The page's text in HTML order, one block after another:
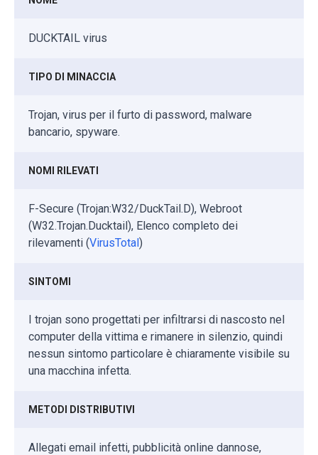
DUCKTAIL virus
TIPO DI MINACCIA
Trojan, virus per il furto di password, malware
bancario, spyware.
NOMI RILEVATI
F-Secure (Trojan:W32/DuckTail.D), Webroot
(W32.Trojan.Ducktail), Elenco completo dei
rilevamenti (VirusTotal)
SINTOMI
I trojan sono progettati per infiltrarsi di nascosto nel
computer della vittima e rimanere in silenzio, quindi
nessun sintomo particolare è chiaramente visibile su
una macchina infetta.
METODI DISTRIBUTIVI
Allegati email infetti, pubblicità online dannose,